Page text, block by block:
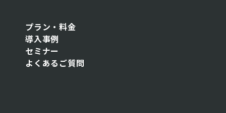
プラン・料金
導入事例
セミナー
よくあるご質問